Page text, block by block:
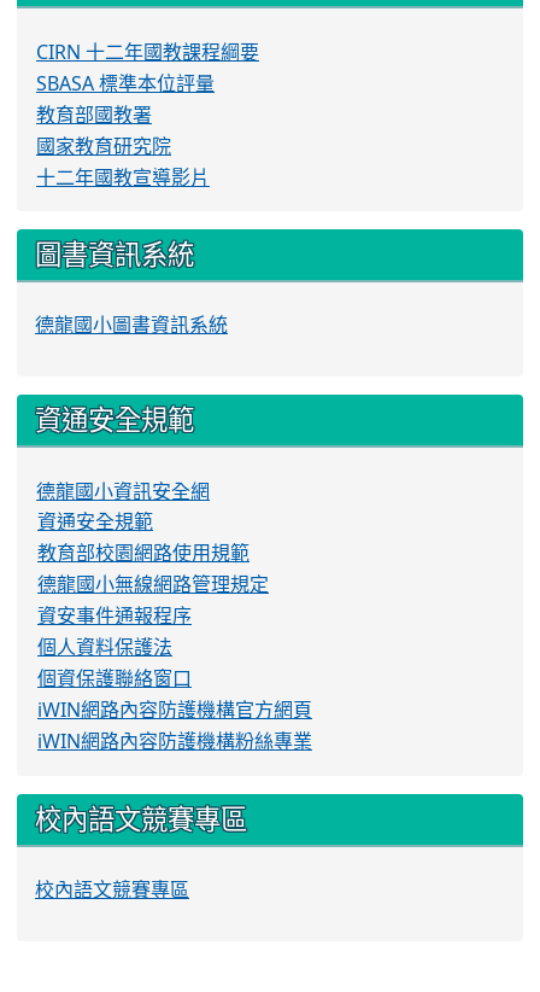
CIRN 十二年國教課程綱要
SBASA 標準本位評量
教育部國教署
國家教育研究院
十二年國教宣導影片
圖書資訊系統
德龍國小圖書資訊系統
資通安全規範
德龍國小資訊安全網
資通安全規範
教育部校園網路使用規範
德龍國小無線網路管理規定
資安事件通報程序
個人資料保護法
個資保護聯絡窗口
iWIN網路內容防護機構官方網頁
iWIN網路內容防護機構粉絲專業
校內語文競賽專區
校內語文競賽專區